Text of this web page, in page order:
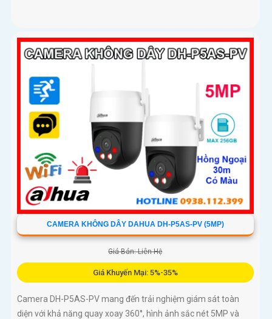
CAMERA KHÔNG DÂY DAHUA DH-P5AS-PV (5MP)
Giá Bán: Liên Hệ
Giá Khuyến Mại: 5%-35%
Camera DH-P5AS-PV mang đến trải nghiệm giám sát toàn
diện với khả năng quay xoay 360°, hình ảnh sắc nét 5MP và